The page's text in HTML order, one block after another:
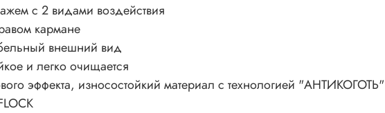
с 2 видами воздействия
кармане
внешний вид
и легко очищается
эффекта, износостойкий материал с технологией "АНТИКОГОТЬ"